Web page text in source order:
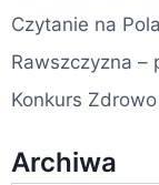
Czytanie na
Rawszczyzna –
Konkurs
Archiwa